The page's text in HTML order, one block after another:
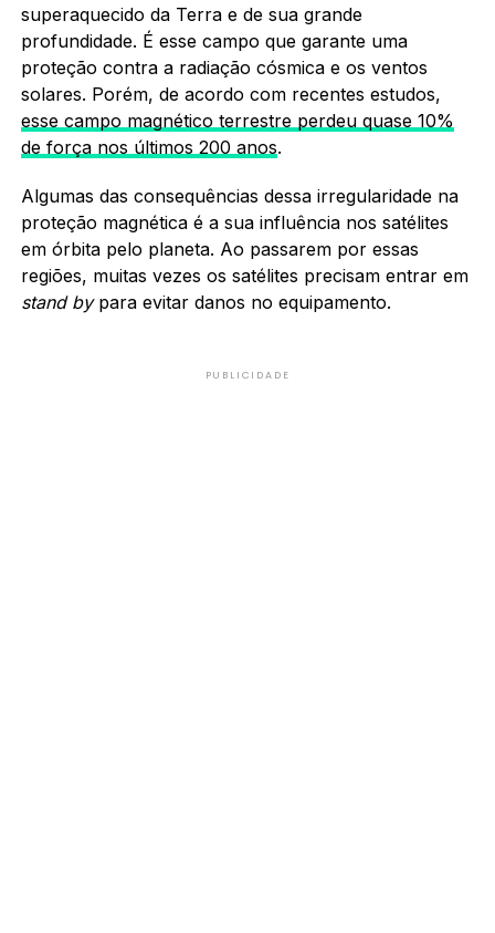
superaquecido da Terra e de sua grande
profundidade. É esse campo que garante uma
proteção contra a radiação cósmica e os ventos
solares. Porém, de acordo com recentes estudos,
esse campo magnético terrestre perdeu quase 10%
de força nos últimos 200 anos.
Algumas das consequências dessa irregularidade na
proteção magnética é a sua influência nos satélites
em órbita pelo planeta. Ao passarem por essas
regiões, muitas vezes os satélites precisam entrar em
stand bypara evitar danos no equipamento.
PUBLICIDADE